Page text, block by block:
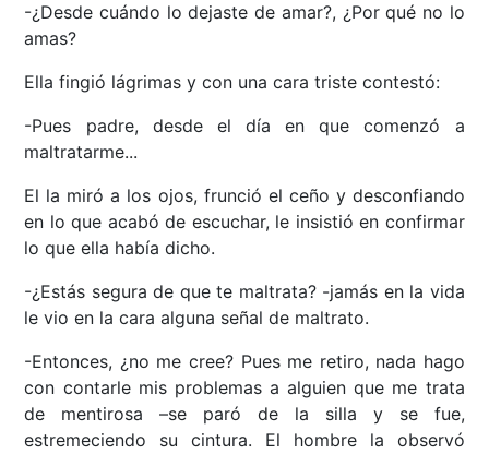
-¿Desde cuándo lo dejaste de amar?, ¿Por qué no lo
amas?
Ella fingió lágrimas y con una cara triste contestó:
-Pues padre, desde el día en que comenzó a
maltratarme...
El la miró a los ojos, frunció el ceño y desconfiando
en lo que acabó de escuchar, le insistió en confirmar
lo que ella había dicho.
-¿Estás segura de que te maltrata? -jamás en la vida
le vio en la cara alguna señal de maltrato.
-Entonces, ¿no me cree? Pues me retiro, nada hago
con contarle mis problemas a alguien que me trata
de mentirosa –se paró de la silla y se fue,
estremeciendo su cintura. El hombre la observó